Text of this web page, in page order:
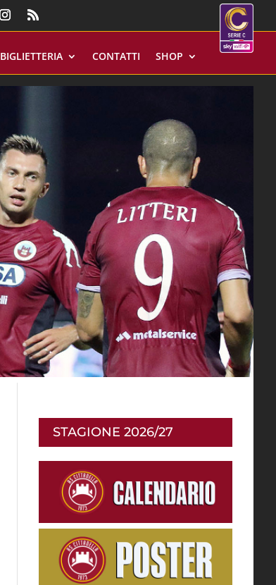
BIGLIETTERIA CONTATTI SHOP
STAGIONE 2026/27